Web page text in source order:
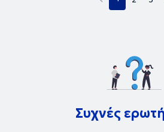
Αγγειοχειρουργικής Κλινικής στο ίδιο
αξιόπιστες θεραπείες των αγγειακών
μεθόδους θεραπείας, εφαρμόζοντας
κάνοντας τη θεραπεία απλούστερη,
Συχνές